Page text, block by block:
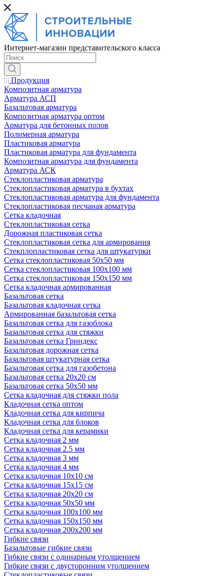
Интернет-магазин представительского класса
Продукция
Композитная арматура
Арматура АСП
Базальтовая арматура
Композитная арматура оптом
Арматура для бетонных полов
Полимерная арматура
Пластиковая арматура
Пластиковая арматура для фундамента
Композитная арматура для фундамента
Арматура АСК
Cтеклопластиковая арматура
Стеклопластиковая арматура в бухтах
Стеклопластиковая арматура для фундамента
Стеклопластиковая песчаная арматура
Сетка кладочная
Стеклопластиковая сетка
Дорожная пластиковая сетка
Стеклопластиковая сетка для армирования
Стекплопластиковая сетка для штукатурки
Сетка стеклопластиковая 50x50 мм
Сетка стеклопластиковая 100x100 мм
Сетка стеклопластиковая 150x150 мм
Сетка кладочная армированная
Базальтовая сетка
Базальтовая кладочная сетка
Армированная базальтовая сетка
Базальтовая сетка для газоблока
Базальтовая сетка для стяжки
Базальтовая сетка Гриндекс
Базальтовая дорожная сетка
Базальтовая штукатурная сетка
Базальтовая сетка для газобетона
Базальтовая сетка 20x20 см
Базальтовая сетка 50x50 мм
Сетка кладочная для стяжки пола
Кладочная сетка оптом
Кладочная сетка для кирпича
Кладочная сетка для блоков
Кладочная сетка для керамики
Сетка кладочная 2 мм
Сетка кладочная 2.5 мм
Сетка кладочная 3 мм
Сетка кладочная 4 мм
Сетка кладочная 10x10 см
Сетка кладочная 15x15 см
Сетка кладочная 20x20 см
Сетка кладочная 50x50 мм
Сетка кладочная 100x100 мм
Сетка кладочная 150x150 мм
Сетка кладочная 200x200 мм
Гибкие связи
Базальтовые гибкие связи
Гибкие связи с одинарным утолщением
Гибкие связи с двусторонним утолщением